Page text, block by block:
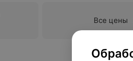
Все цены